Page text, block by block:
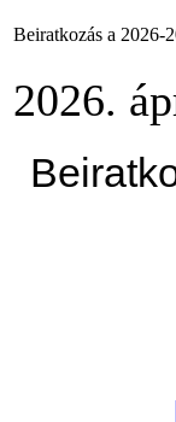
Beiratkozás a 2026-
2026.